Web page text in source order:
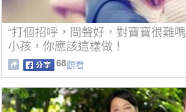
“打個招呼，問聲好，對寶寶很難
小孩，你應該這樣做！
68觀看